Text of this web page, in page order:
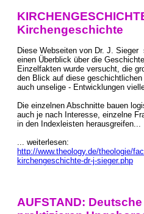
Kirchengeschichte
Diese Webseiten von Dr. J.
einen Überblick über die
Einzelfakten wurde versucht, die
den Blick auf diese
auch unselige - Entwicklungen
Die einzelnen Abschnitte bauen
auch je nach Interesse, einzelne
in den Indexleisten herausgreifen...
... weiterlesen:
http://www.theology.de/theologie/
kirchengeschichte-dr-j-sieger.php
AUFSTAND: